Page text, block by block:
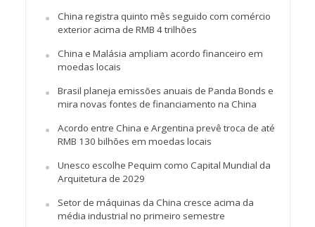
China registra quinto mês seguido com comércio
exterior acima de RMB 4 trilhões
China e Malásia ampliam acordo financeiro em
moedas locais
Brasil planeja emissões anuais de Panda Bonds e
mira novas fontes de financiamento na China
Acordo entre China e Argentina prevê troca de até
RMB 130 bilhões em moedas locais
Unesco escolhe Pequim como Capital Mundial da
Arquitetura de 2029
Setor de máquinas da China cresce acima da
média industrial no primeiro semestre